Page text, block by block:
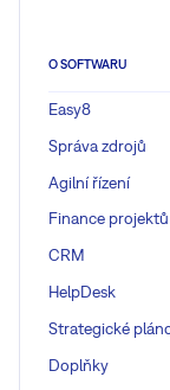
O SOFTWARU
Easy8
Správa zdrojů
Agilní řízení
Finance projektů
CRM
HelpDesk
Strategické
Doplňky